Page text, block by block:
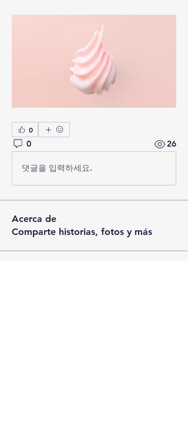
0
0 26
댓글을 입력하세요.
Acerca de
Comparte historias, fotos y más